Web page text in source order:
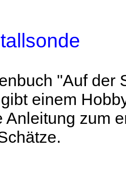
"Auf der
einem
Anleitung zum